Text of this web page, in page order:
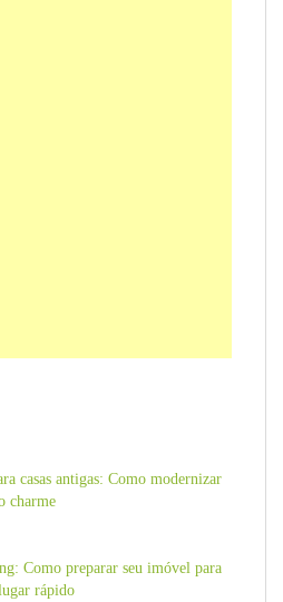
casas antigas: Como modernizar
charme
Como preparar seu imóvel para
rápido